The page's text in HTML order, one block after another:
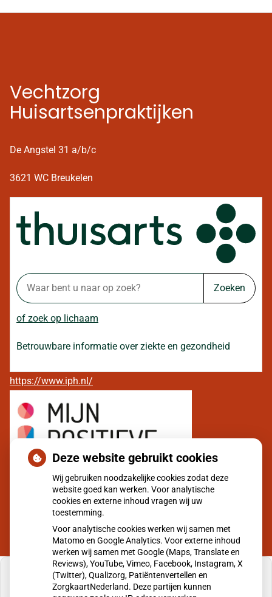
Vechtzorg
Huisartsenpraktijken
De Angstel 31 a/b/c
3621 WC Breukelen
Zoeken
of zoek op lichaam
Betrouwbare informatie over ziekte en gezondheid
https://www.iph.nl/
Deze website gebruikt cookies
Wij gebruiken noodzakelijke cookies zodat deze
website goed kan werken. Voor analytische
cookies en externe inhoud vragen wij uw
toestemming.
Voor analytische cookies werken wij samen met
Matomo en Google Analytics. Voor externe inhoud
werken wij samen met Google (Maps, Translate en
Reviews), YouTube, Vimeo, Facebook, Instagram, X
(Twitter), Qualizorg, Patiëntenvertellen en
ZorgkaartNederland. Deze partijen kunnen